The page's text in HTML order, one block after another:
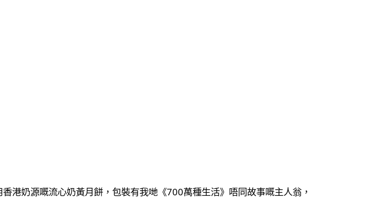
港奶源嘅流心奶黃月餅，包裝有我哋《700萬種生活》唔同故事嘅主人翁，